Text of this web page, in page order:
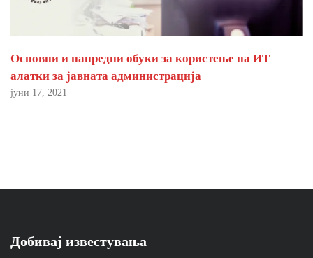
Основни и напредни обуки за користење на ИТ
алатки за јавната администрација
јуни 17, 2021
Добивај известувања